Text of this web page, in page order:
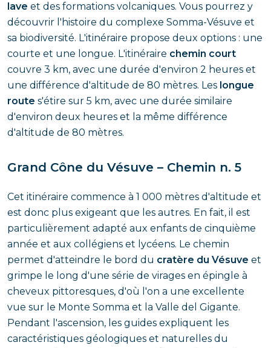
lave et des formations volcaniques. Vous pourrez y
découvrir l'histoire du complexe Somma-Vésuve et
sa biodiversité. L'itinéraire propose deux options : une
courte et une longue. L'itinéraire chemin court
couvre 3 km, avec une durée d'environ 2 heures et
une différence d'altitude de 80 mètres. Les longue
route s'étire sur 5 km, avec une durée similaire
d'environ deux heures et la même différence
d'altitude de 80 mètres.
Grand Cône du Vésuve – Chemin n. 5
Cet itinéraire commence à 1 000 mètres d'altitude et
est donc plus exigeant que les autres. En fait, il est
particulièrement adapté aux enfants de cinquième
année et aux collégiens et lycéens. Le chemin
permet d'atteindre le bord du cratère du Vésuve et
grimpe le long d'une série de virages en épingle à
cheveux pittoresques, d'où l'on a une excellente
vue sur le Monte Somma et la Valle del Gigante.
Pendant l'ascension, les guides expliquent les
caractéristiques géologiques et naturelles du